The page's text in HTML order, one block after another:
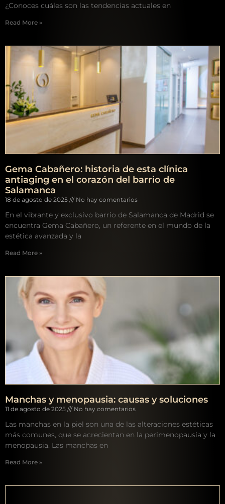
¿Conoces cuáles son las tendencias actuales en
Read More »
Gema Cabañero: historia de esta clínica
antiaging en el corazón del barrio de
Salamanca
18 de agosto de 2025 No hay comentarios
En el vibrante y exclusivo barrio de Salamanca de Madrid se
encuentra Gema Cabañero, un referente en el mundo de la
estética avanzada y la
Read More »
Manchas y menopausia: causas y soluciones
11 de agosto de 2025 No hay comentarios
Las manchas en la piel son una de las alteraciones estéticas
más comunes, que se acrecientan en la perimenopausia y la
menopausia. Las manchas en
Read More »